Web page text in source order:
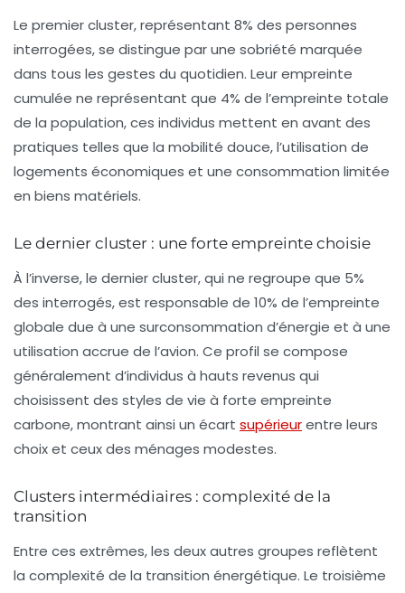
Le premier cluster, représentant 8% des personnes
interrogées, se distingue par une sobriété marquée
dans tous les gestes du quotidien. Leur empreinte
cumulée ne représentant que 4% de l’empreinte totale
de la population, ces individus mettent en avant des
pratiques telles que la mobilité douce, l’utilisation de
logements économiques et une consommation limitée
en biens matériels.
Le dernier cluster : une forte empreinte choisie
À l’inverse, le dernier cluster, qui ne regroupe que 5%
des interrogés, est responsable de 10% de l’empreinte
globale due à une surconsommation d’énergie et à une
utilisation accrue de l’avion. Ce profil se compose
généralement d’individus à hauts revenus qui
choisissent des styles de vie à forte empreinte
carbone, montrant ainsi un écart supérieurentre leurs
choix et ceux des ménages modestes.
Clusters intermédiaires : complexité de la
transition
Entre ces extrêmes, les deux autres groupes reflètent
la complexité de la transition énergétique. Le troisième